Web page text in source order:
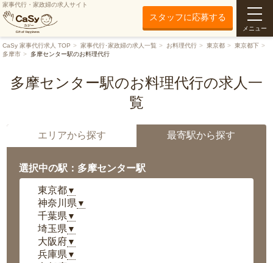
家事代行・家政婦の求人サイト
スタッフに応募する
メニュー
CaSy 家事代行求人 TOP 家事代行･家政婦の求人一覧 お料理代行 東京都
東京都下
多摩市
多摩センター駅のお料理代行
多摩センター駅のお料理代行の求人一
覧
エリアから探す 最寄駅から探す
選択中の駅：多摩センター駅
東京都▼
神奈川県 ▼
千葉県 ▼
埼玉県 ▼
大阪府▼
兵庫県 ▼